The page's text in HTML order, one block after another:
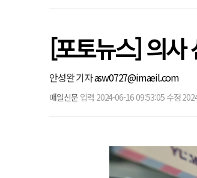
[포토뉴스] 의사
안성완 기자asw0727@imaeil.com
매일신문 입력 2024-06-16 09:53:05 수정